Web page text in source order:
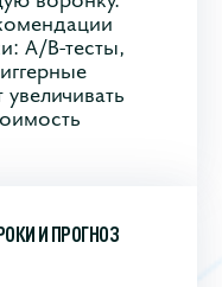
A/B‑тесты,
И ПРОГНОЗ